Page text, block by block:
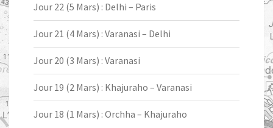
Jour 22 (5 Mars) : Delhi – Paris
Jour 21 (4 Mars) : Varanasi – Delhi
Jour 20 (3 Mars) : Varanasi
Jour 19 (2 Mars) : Khajuraho – Varanasi
Jour 18 (1 Mars) : Orchha – Khajuraho